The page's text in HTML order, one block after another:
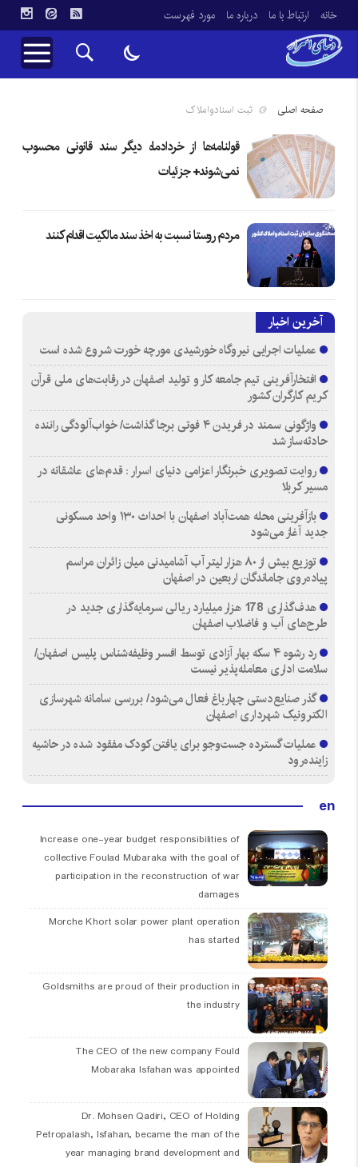
خانه ارتباط با ما درباره ما مورد فهرست
صفحه اصلی ثبت اسنادواملاک
قولنامه‌ها از خردادماه دیگر سند قانونی محسوب
نمی‌شوند+ جزئیات
مردم روستا نسبت به اخذ سند مالکیت اقدام کنند
آخرین اخبار
عملیات اجرایی نیروگاه خورشیدی مورچه خورت شروع شده است
افتخارآفرینی تیم جامعه کار و تولید اصفهان در رقابت‌های ملی قرآن
کریم کارگران کشور
واژگونی سمند در فریدن ۴ فوتی برجا گذاشت/ خواب‌آلودگی راننده
حادثه‌ساز شد
روایت تصویری خبرنگار اعزامی دنیای اسرار : قدم‌های عاشقانه در
مسیر کربلا
بازآفرینی محله همت‌آباد اصفهان با احداث ۱۳۰ واحد مسکونی
جدید آغاز می‌شود
توزیع بیش از ۸۰ هزار لیتر آب آشامیدنی میان زائران مراسم
پیاده‌روی جاماندگان اربعین در اصفهان
هدف‌گذاری 178 هزار میلیارد ریالی سرمایه‌گذاری جدید در
طرح‌های آب و فاضلاب اصفهان
رد رشوه ۴ سکه بهار آزادی توسط افسر وظیفه‌شناس پلیس اصفهان/
سلامت اداری معامله‌پذیر نیست
گذر صنایع‌دستی چهارباغ فعال می‌شود/ بررسی سامانه شهرسازی
الکترونیک شهرداری اصفهان
عملیات گسترده جست‌وجو برای یافتن کودک مفقود شده در حاشیه
زاینده‌رود
en
Increase one-year budget responsibilities of
collective Foulad Mubaraka with the goal of
participation in the reconstruction of war
damages
Morche Khort solar power plant operation
has started
Goldsmiths are proud of their production in
the industry
The CEO of the new company Fould
Mobaraka Isfahan was appointed
Dr. Mohsen Qadiri, CEO of Holding
Petropalash, Isfahan, became the man of the
year managing brand development and